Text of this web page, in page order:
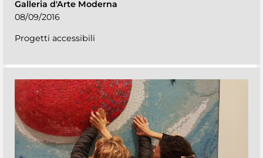
Galleria d'Arte Moderna
08/09/2016
Progetti accessibili